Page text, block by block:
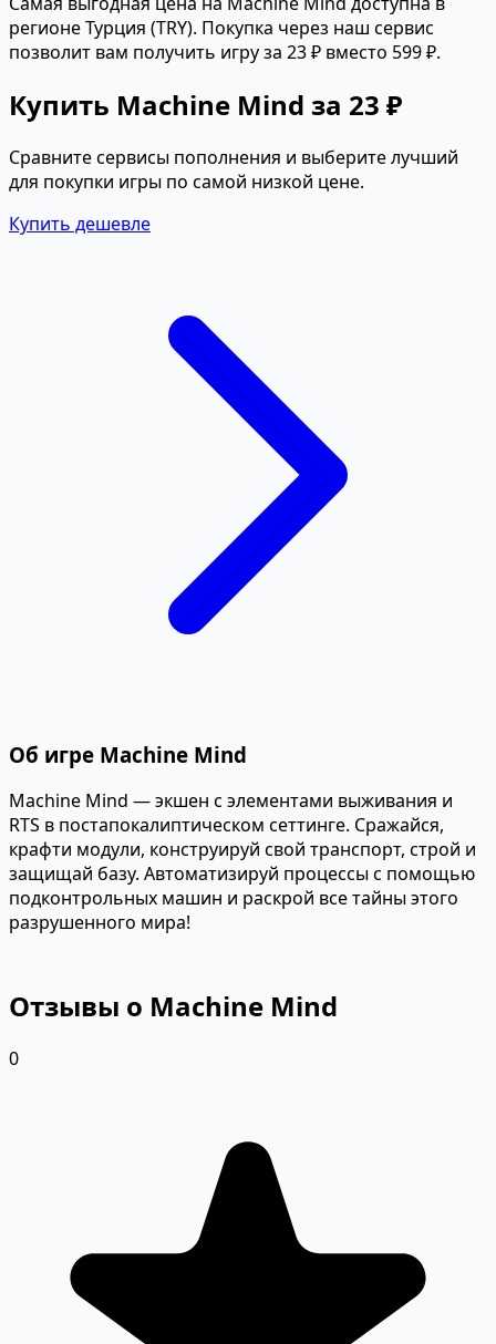
регионе Турция (TRY). Покупка через наш сервис
позволит вам получить игру за 23 ₽ вместо 599 ₽.
Купить Machine Mind за 23 ₽
Сравните сервисы пополнения и выберите лучший
для покупки игры по самой низкой цене.
Купить дешевле
Об игре Machine Mind
Machine Mind — экшен с элементами выживания и
RTS в постапокалиптическом сеттинге. Сражайся,
крафти модули, конструируй свой транспорт, строй и
защищай базу. Автоматизируй процессы с помощью
подконтрольных машин и раскрой все тайны этого
разрушенного мира!
Отзывы о Machine Mind
0